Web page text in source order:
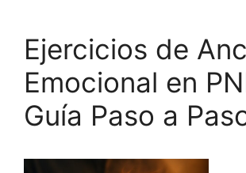
Ejercicios de
Emocional en
Guía Paso a